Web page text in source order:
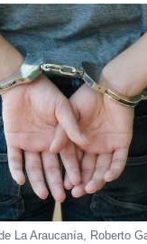
La Araucanía, Roberto